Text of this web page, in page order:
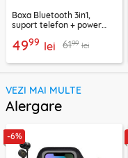
Boxa Bluetooth 3in1,
suport telefon + power
BR200
4999 lei 6199 lei
VEZI MAI MULTE
Alergare
-6%